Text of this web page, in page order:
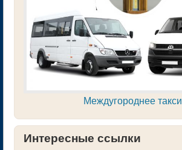
Междугороднее такси
Интересные ссылки